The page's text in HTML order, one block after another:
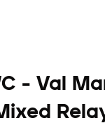
- Val